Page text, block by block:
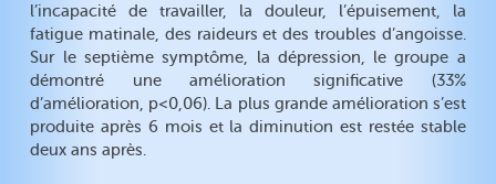
l’incapacité de travailler, la douleur, l’épuisement, la
fatigue matinale, des raideurs et des troubles d’angoisse.
Sur le septième symptôme, la dépression, le groupe a
démontré une amélioration significative (33%
d’amélioration, p<0,06). La plus grande amélioration s’est
produite après 6 mois et la diminution est restée stable
deux ans après.